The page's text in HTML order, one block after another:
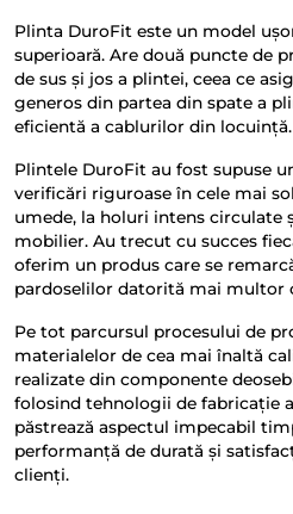
Plinta DuroFit este un model
superioară. Are două puncte de
de sus și jos a plintei, ceea ce
generos din partea din spate a
eficientă a cablurilor din locuință.
Plintele DuroFit au fost supuse
verificări riguroase în cele mai
umede, la holuri intens circulate
mobilier. Au trecut cu succes
oferim un produs care se
pardoselilor datorită mai multor
Pe tot parcursul procesului de
materialelor de cea mai înaltă
realizate din componente
folosind tehnologii de fabricație
păstrează aspectul impecabil
performanță de durată și
clienți.